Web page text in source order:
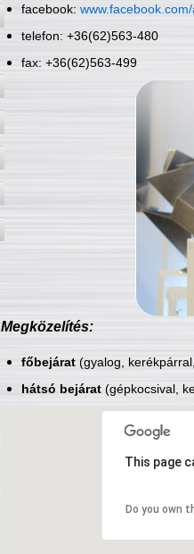
facebook:
telefon: +36(62)563-480
fax: +36(62)563-499
Megközelítés:
főbejárat(gyalog,
hátsó bejárat(gépkocsival,
This page
Do you own